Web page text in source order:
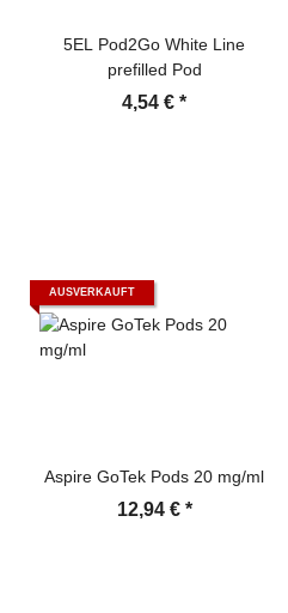
5EL Pod2Go White Line
prefilled Pod
4,54 € *
AUSVERKAUFT
Aspire GoTek Pods 20 mg/ml
12,94 € *